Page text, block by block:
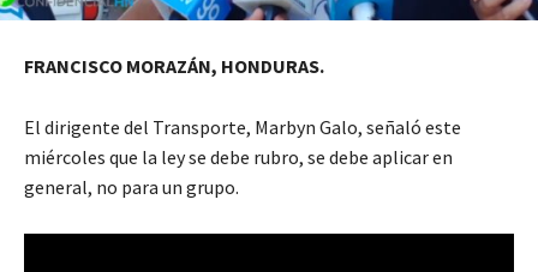
FRANCISCO MORAZÁN, HONDURAS.
El dirigente del Transporte, Marbyn Galo, señaló este
miércoles que la ley se debe rubro, se debe aplicar en
general, no para un grupo.